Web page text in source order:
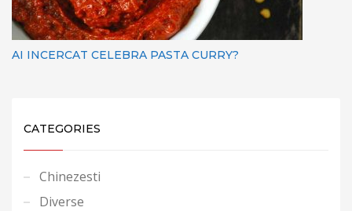
AI INCERCAT CELEBRA PASTA CURRY?
CATEGORIES
Chinezesti
Diverse